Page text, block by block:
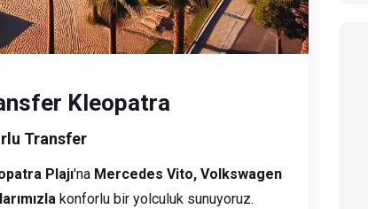
Kleopatra
Transfer
Plajı'na Mercedes Vito, Volkswagen
konforlu bir yolculuk sunuyoruz.